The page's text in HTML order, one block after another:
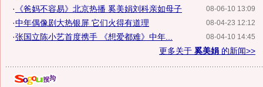
08-06-10 13:09
· 《爸妈不容易》北京热播 奚美娟刘科亲如母子
08-04-23 12:12
·中年偶像剧大热银屏 它们火得有道理
08-04-10 14:45
·张国立陈小艺首度携手 《想爱都难》中年...
更多关于 奚美娟 的新闻>>